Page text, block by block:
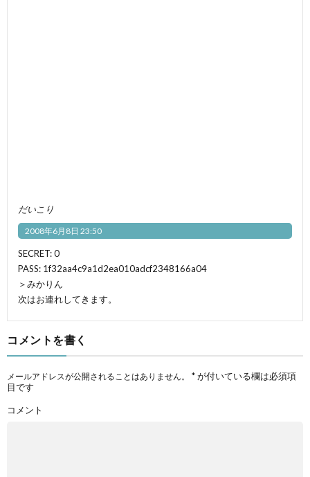
だいこり
2008年6月8日 23:50
SECRET: 0
PASS: 1f32aa4c9a1d2ea010adcf2348166a04
＞みかりん
次はお連れしてきます。
コメントを書く
メールアドレスが公開されることはありません。 *が付いている欄は必須項
目です
コメント